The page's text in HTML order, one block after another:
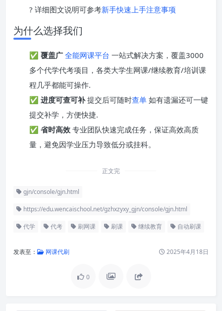
? 详细图文说明可参考新手快速上手注意事项
为什么选择我们
✅ 覆盖广 全能网课平台 一站式解决方案，覆盖3000
多个代学代考项目，各类大学生网课/继续教育/培训课
程几乎都能可操作.
✅ 进度可查可补提交后可随时查单 如有遗漏还可一键
提交补学，方便快捷.
✅ 省时高效 专业团队快速完成任务，保证高效高质
量，避免因学业压力导致低分或挂科。
正文完
gjn/console/gjn.html
https://edu.wencaischool.net/gzhxzyxy_gjn/console/gjn.html
代学 代考 刷网课 刷课 继续教育 自动刷课
发表至： 网课代刷 2025年4月18日
0